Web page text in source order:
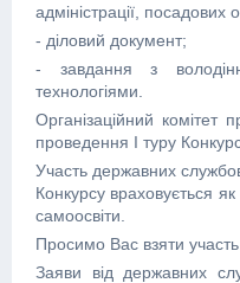
адміністрації, посадових
- діловий документ;
- завдання з
технологіями.
Організаційний комітет
проведення І туру
Участь державних
Конкурсу враховується
самоосвіти.
Просимо Вас взяти участь
Заяви від державних